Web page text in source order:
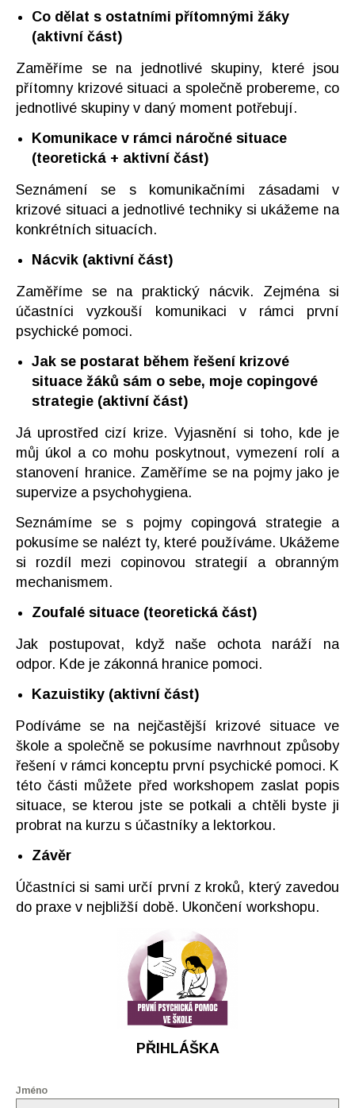
Co dělat s ostatními přítomnými žáky
(aktivní část)
Zaměříme se na jednotlivé skupiny, které jsou
přítomny krizové situaci a společně probereme, co
jednotlivé skupiny v daný moment potřebují.
Komunikace v rámci náročné situace
(teoretická + aktivní část)
Seznámení se s komunikačními zásadami v
krizové situaci a jednotlivé techniky si ukážeme na
konkrétních situacích.
Nácvik (aktivní část)
Zaměříme se na praktický nácvik. Zejména si
účastníci vyzkouší komunikaci v rámci první
psychické pomoci.
Jak se postarat během řešení krizové
situace žáků sám o sebe, moje copingové
strategie (aktivní část)
Já uprostřed cizí krize. Vyjasnění si toho, kde je
můj úkol a co mohu poskytnout, vymezení rolí a
stanovení hranice. Zaměříme se na pojmy jako je
supervize a psychohygiena.
Seznámíme se s pojmy copingová strategie a
pokusíme se nalézt ty, které používáme. Ukážeme
si rozdíl mezi copinovou strategií a obranným
mechanismem.
Zoufalé situace (teoretická část)
Jak postupovat, když naše ochota naráží na
odpor. Kde je zákonná hranice pomoci.
Kazuistiky (aktivní část)
Podíváme se na nejčastější krizové situace ve
škole a společně se pokusíme navrhnout způsoby
řešení v rámci konceptu první psychické pomoci. K
této části můžete před workshopem zaslat popis
situace, se kterou jste se potkali a chtěli byste ji
probrat na kurzu s účastníky a lektorkou.
Závěr
Účastníci si sami určí první z kroků, který zavedou
do praxe v nejbližší době. Ukončení workshopu.
PŘIHLÁŠKA
Jméno